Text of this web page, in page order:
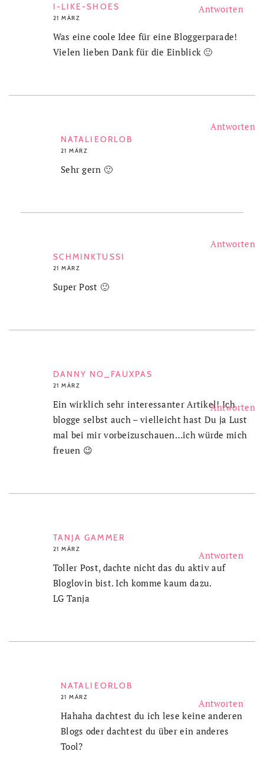
I-LIKE-SHOES
21 MÄRZ
Was eine coole Idee für eine Bloggerparade!
Vielen lieben Dank für die Einblick 🙂
NATALIEORLOB
21 MÄRZ
Antworten
Sehr gern 🙂
SCHMINKTUSSI
21 MÄRZ
Antworten
Super Post 🙂
DANNY NO_FAUXPAS
21 MÄRZ
Antworten
Ein wirklich sehr interessanter Artikel! Ich
blogge selbst auch – vielleicht hast Du ja Lust
mal bei mir vorbeizuschauen…ich würde mich
freuen 😉
TANJA GAMMER
21 MÄRZ
Antworten
Toller Post, dachte nicht das du aktiv auf
Bloglovin bist. Ich komme kaum dazu.
LG Tanja
NATALIEORLOB
21 MÄRZ
Antworten
Hahaha dachtest du ich lese keine anderen
Blogs oder dachtest du über ein anderes
Tool?
Antworten